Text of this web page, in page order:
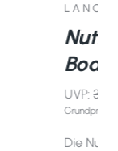
UVP:
Grundpreis:
Die